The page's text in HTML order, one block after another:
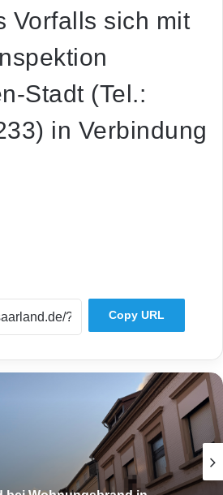
Vorfalls sich mit
Stadt (Tel.:
in Verbindung
Copy URL